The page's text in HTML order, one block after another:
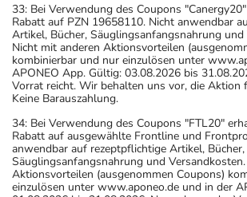
33: Bei Verwendung des Coupons
Rabatt auf PZN 19658110. Nicht anwendbar
Artikel, Bücher, Säuglingsanfangsnahrung
Nicht mit anderen Aktionsvorteilen
kombinierbar und nur einzulösen unter
APONEO App. Gültig: 03.08.2026 bis
Vorrat reicht. Wir behalten uns vor, die Aktion
Keine Barauszahlung.
34: Bei Verwendung des Coupons "FTL20"
Rabatt auf ausgewählte Frontline und
anwendbar auf rezeptpflichtige Artikel, Bücher,
Säuglingsanfangsnahrung und
Aktionsvorteilen (ausgenommen Coupons)
einzulösen unter www.aponeo.de und in der